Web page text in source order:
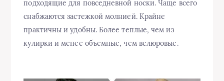
подходящие для повседневной носки. Чаще всего
снабжаются застежкой молнией. Крайне
практичны и удобны. Более теплые, чем из
кулирки и менее объемные, чем велюровые.